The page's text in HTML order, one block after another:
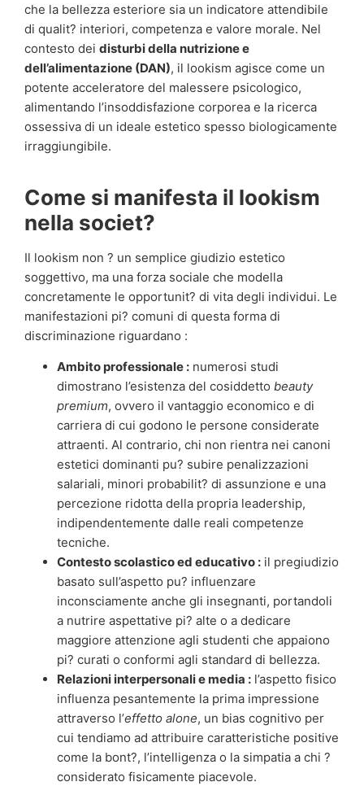
che la bellezza esteriore sia un indicatore attendibile
di qualit? interiori, competenza e valore morale. Nel
contesto dei disturbi della nutrizione e
dell’alimentazione (DAN), il lookism agisce come un
potente acceleratore del malessere psicologico,
alimentando l’insoddisfazione corporea e la ricerca
ossessiva di un ideale estetico spesso biologicamente
irraggiungibile.
Come si manifesta il lookism
nella societ?
Il lookism non ? un semplice giudizio estetico
soggettivo, ma una forza sociale che modella
concretamente le opportunit? di vita degli individui. Le
manifestazioni pi? comuni di questa forma di
discriminazione riguardano :
Ambito professionale : numerosi studi
dimostrano l’esistenza del cosiddetto beauty
premium, ovvero il vantaggio economico e di
carriera di cui godono le persone considerate
attraenti. Al contrario, chi non rientra nei canoni
estetici dominanti pu? subire penalizzazioni
salariali, minori probabilit? di assunzione e una
percezione ridotta della propria leadership,
indipendentemente dalle reali competenze
tecniche.
Contesto scolastico ed educativo : il pregiudizio
basato sull’aspetto pu? influenzare
inconsciamente anche gli insegnanti, portandoli
a nutrire aspettative pi? alte o a dedicare
maggiore attenzione agli studenti che appaiono
pi? curati o conformi agli standard di bellezza.
Relazioni interpersonali e media : l’aspetto fisico
influenza pesantemente la prima impressione
attraverso l’effetto alone, un bias cognitivo per
cui tendiamo ad attribuire caratteristiche positive
come la bont?, l’intelligenza o la simpatia a chi ?
considerato fisicamente piacevole.